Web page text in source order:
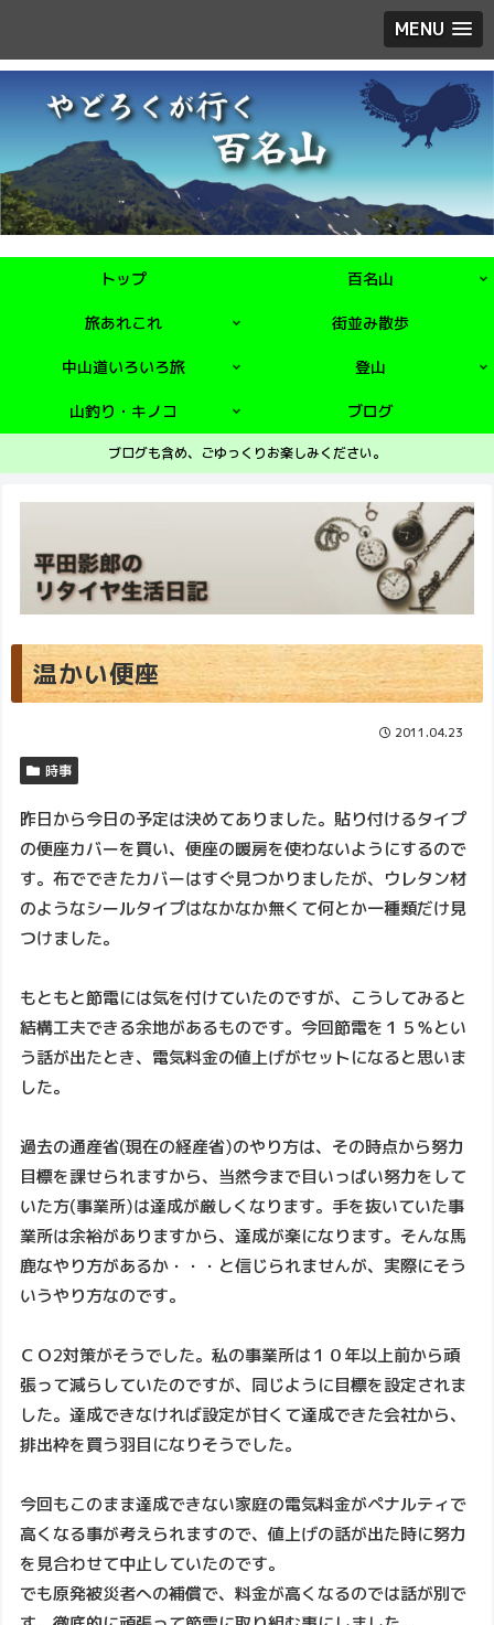
MENU
トップ 百名山
旅あれこれ 街並み散歩
中山道いろいろ旅 登山
山釣り・キノコ ブログ
ブログも含め、ごゆっくりお楽しみください。
温かい便座
2011.04.23
時事
昨日から今日の予定は決めてありました。貼り付けるタイプ
の便座カバーを買い、便座の暖房を使わないようにするので
す。布でできたカバーはすぐ見つかりましたが、ウレタン材
のようなシールタイプはなかなか無くて何とか一種類だけ見
つけました。
もともと節電には気を付けていたのですが、こうしてみると
結構工夫できる余地があるものです。今回節電を１５％とい
う話が出たとき、電気料金の値上げがセットになると思いま
した。
過去の通産省(現在の経産省)のやり方は、その時点から努力
目標を課せられますから、当然今まで目いっぱい努力をして
いた方(事業所)は達成が厳しくなります。手を抜いていた事
業所は余裕がありますから、達成が楽になります。そんな馬
鹿なやり方があるか・・・と信じられませんが、実際にそう
いうやり方なのです。
ＣＯ2対策がそうでした。私の事業所は１０年以上前から頑
張って減らしていたのですが、同じように目標を設定されま
した。達成できなければ設定が甘くて達成できた会社から、
排出枠を買う羽目になりそうでした。
今回もこのまま達成できない家庭の電気料金がペナルティで
高くなる事が考えられますので、値上げの話が出た時に努力
を見合わせて中止していたのです。
でも原発被災者への補償で、料金が高くなるのでは話が別で